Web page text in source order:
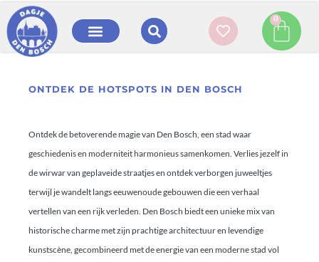
0
ONTDEK DE HOTSPOTS IN DEN BOSCH
Ontdek de betoverende magie van Den Bosch, een stad waar
geschiedenis en moderniteit harmonieus samenkomen. Verlies jezelf in
de wirwar van geplaveide straatjes en ontdek verborgen juweeltjes
terwijl je wandelt langs eeuwenoude gebouwen die een verhaal
vertellen van een rijk verleden. Den Bosch biedt een unieke mix van
historische charme met zijn prachtige architectuur en levendige
kunstscène, gecombineerd met de energie van een moderne stad vol